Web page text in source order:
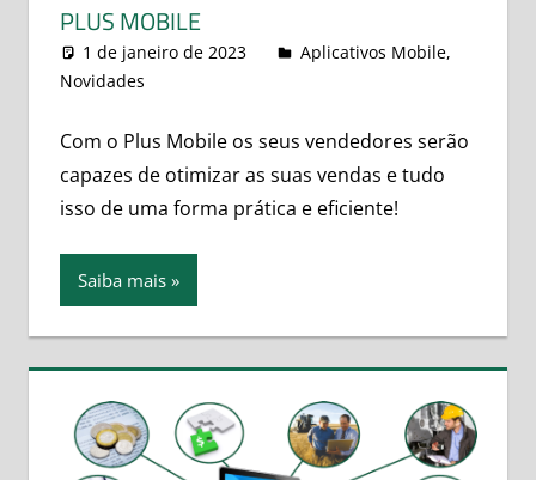
PLUS MOBILE
1 de janeiro de 2023 leovitor
Aplicativos Mobile,
Novidades
Com o Plus Mobile os seus vendedores serão
capazes de otimizar as suas vendas e tudo
isso de uma forma prática e eficiente!
Saiba mais